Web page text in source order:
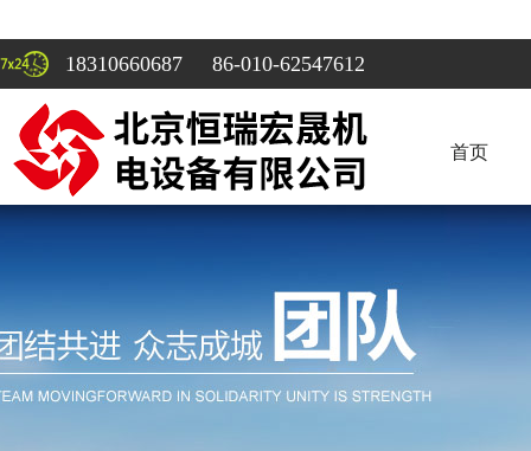
18310660687 86-010-62547612
首页